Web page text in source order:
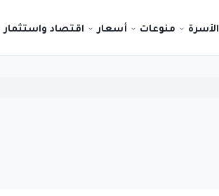
الأسرة منوعات أسعار اقتصاد واستثمار